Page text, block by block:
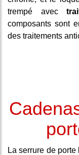
trempé avec
composants sont
des traitements
La serrure de